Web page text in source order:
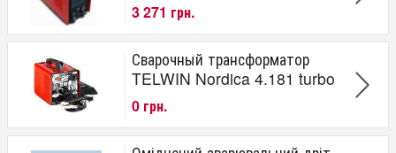
3 271 грн.
Сварочный трансформатор
TELWIN Nordica 4.181 turbo
0 грн.